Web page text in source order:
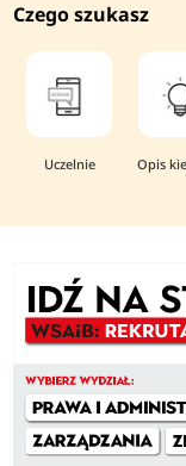
Czego szukasz
Uczelnie Opis